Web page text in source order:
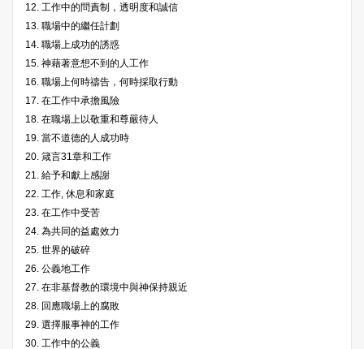
12. 工作中的問責制，透明度和誠信
13. 職場中的繼任計劃
14. 職場上成功的誘惑
15. 神藉著意想不到的人工作
16. 職場上何時禱告，何時採取行動
17. 在工作中承擔風險
18. 在職場上以敬重和尊嚴待人
19. 當不道德的人成功時
20. 箴言31章和工作
21. 給予和獻上感謝
22. 工作, 休息和家庭
23. 在工作中受苦
24. 為共同的益處效力
25. 世界的破碎
26. 公義地工作
27. 在非基督教的環境中與神保持親近
28. 回應職場上的腐敗
29. 選擇服事神的工作
30. 工作中的公義